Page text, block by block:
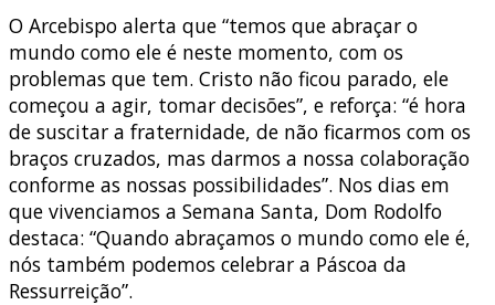
O Arcebispo alerta que “temos que abraçar o
mundo como ele é neste momento, com os
problemas que tem. Cristo não ficou parado, ele
começou a agir, tomar decisões”, e reforça: “é hora
de suscitar a fraternidade, de não ficarmos com os
braços cruzados, mas darmos a nossa colaboração
conforme as nossas possibilidades”. Nos dias em
que vivenciamos a Semana Santa, Dom Rodolfo
destaca: “Quando abraçamos o mundo como ele é,
nós também podemos celebrar a Páscoa da
Ressurreição”.